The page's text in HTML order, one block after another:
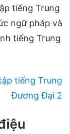
tiếng Trung
ngữ pháp và
tiếng Trung
tiếng Trung
Đương Đại 2